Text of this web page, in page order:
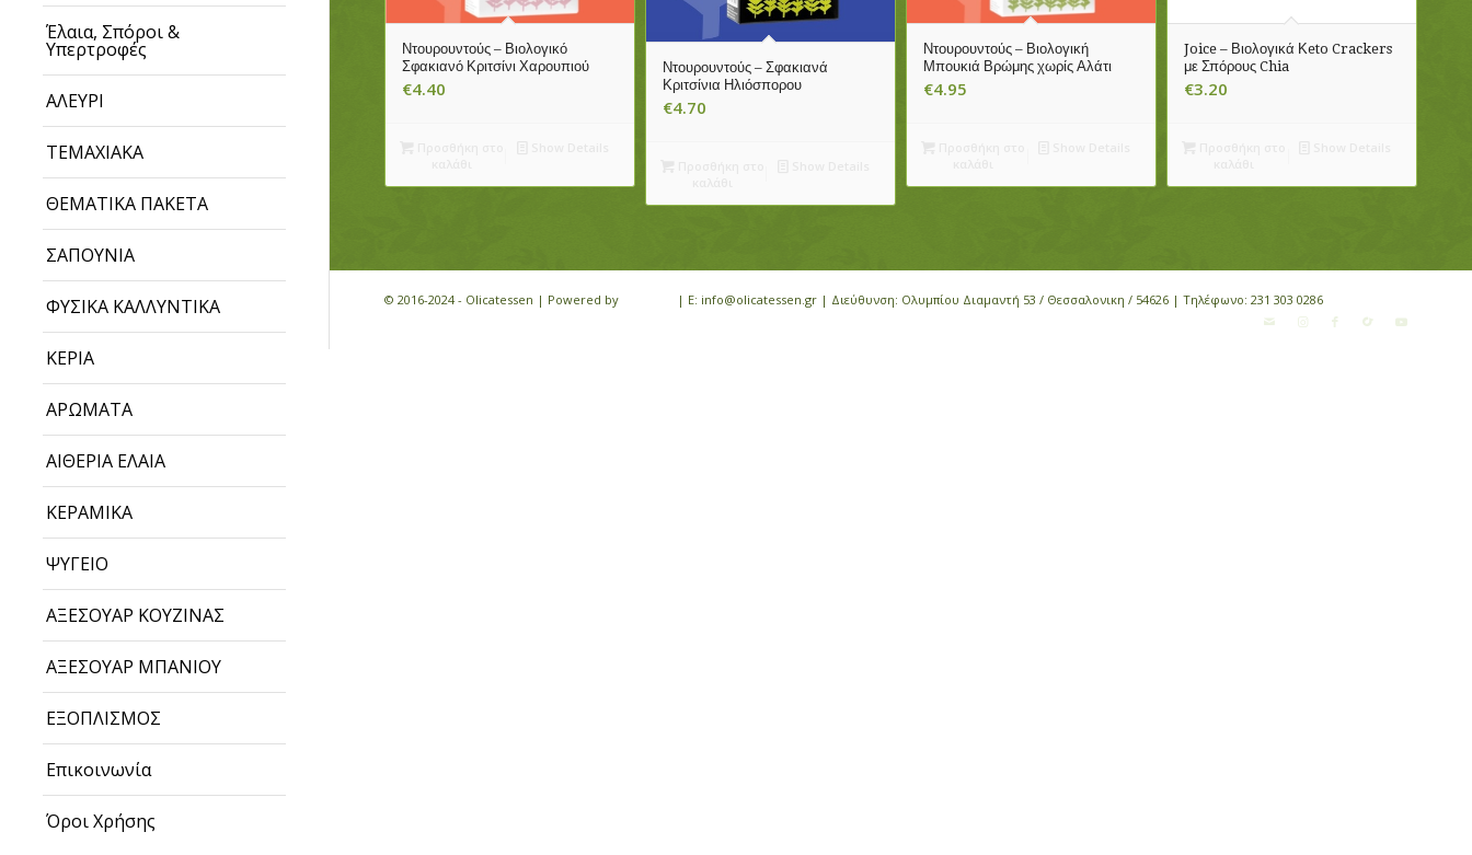
Έλαια, Σπόροι &
Υπερτροφές
ΑΛΕΥΡΙ
ΤΕΜΑΧΙΑΚΑ
ΘΕΜΑΤΙΚΑ ΠΑΚΕΤΑ
ΣΑΠΟΥΝΙΑ
ΦΥΣΙΚΑ ΚΑΛΛΥΝΤΙΚΑ
ΚΕΡΙΑ
ΑΡΩΜΑΤΑ
ΑΙΘΕΡΙΑ ΕΛΑΙΑ
ΚΕΡΑΜΙΚΑ
ΨΥΓΕΙΟ
ΑΞΕΣΟΥΑΡ ΚΟΥΖΙΝΑΣ
ΑΞΕΣΟΥΑΡ ΜΠΑΝΙΟΥ
ΕΞΟΠΛΙΣΜΟΣ
Επικοινωνία
Όροι Χρήσης
Ντουρουντούς – Βιολογικό
Σφακιανό Κριτσίνι Χαρουπιού
€4.40
Ντουρουντούς – Σφακιανά
Κριτσίνια Ηλιόσπορου
€4.70
Ντουρουντούς – Βιολογική
Μπουκιά Βρώμης χωρίς Αλάτι
€4.95
Joice – Βιολογικά Κeto Crackers
με Σπόρους Chia
€3.20
© 2016-2024 - Olicatessen | Powered by | E: info@olicatessen.gr | Διεύθυνση: Ολυμπίου Διαμαντή 53 / Θεσσαλονικη / 54626 | Τηλέφωνο: 231 303 0286